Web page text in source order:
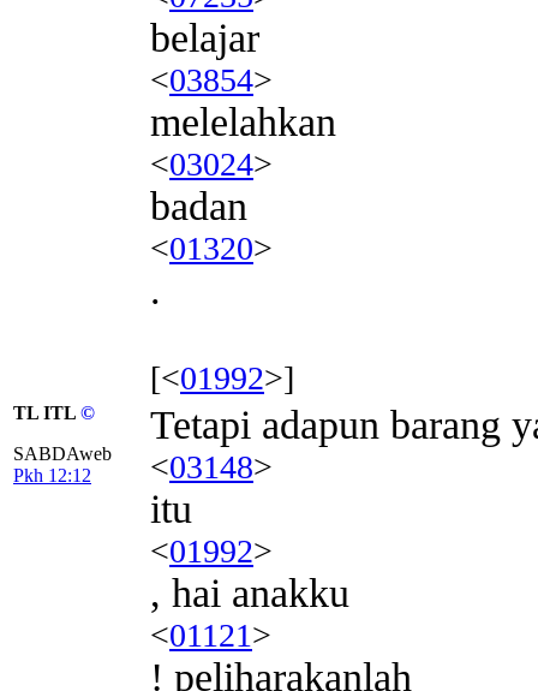
belajar
<03854>
melelahkan
<03024>
badan
<01320>
.
[<01992>]
TL ITL ©
SABDAweb
Pkh 12:12
Tetapi adapun barang
<03148>
itu
<01992>
, hai anakku
<01121>
! peliharakanlah